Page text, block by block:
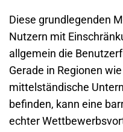
Diese grundlegenden
Nutzern mit
allgemein die
Gerade in Regionen
mittelständische
befinden, kann eine
echter